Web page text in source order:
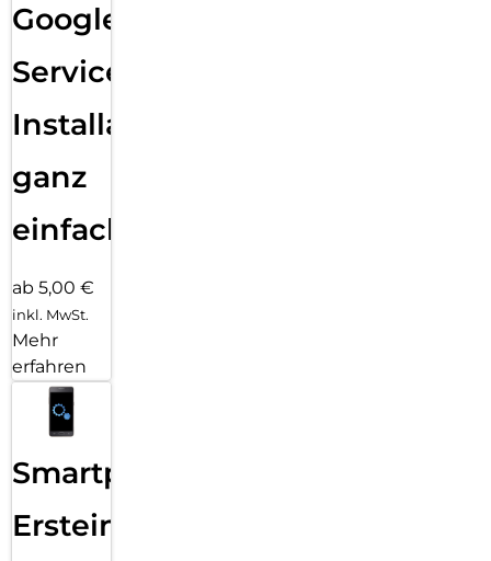
Google
Services
Installation
ganz
einfach
ab 5,00 €
inkl. MwSt.
Mehr
erfahren
Smartphone
Ersteinrichtung